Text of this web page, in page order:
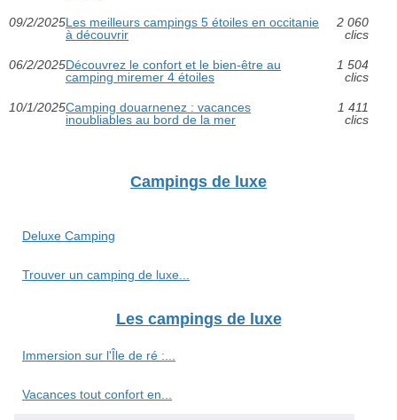
09/2/2025Les meilleurs campings 5 étoiles en occitanie
à découvrir
2 060
clics
06/2/2025Découvrez le confort et le bien-être au
camping miremer 4 étoiles
1 504
clics
10/1/2025Camping douarnenez : vacances
inoubliables au bord de la mer
1 411
clics
Campings de luxe
Deluxe Camping
Trouver un camping de luxe...
Les campings de luxe
Immersion sur l'Île de ré :...
Vacances tout confort en...